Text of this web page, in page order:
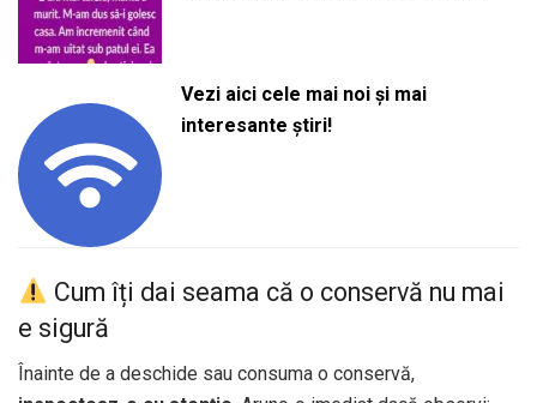
Vezi aici cele mai noi și mai
interesante știri!
Cum îți dai seama că o conservă nu mai
e sigură
Înainte de a deschide sau consuma o conservă,